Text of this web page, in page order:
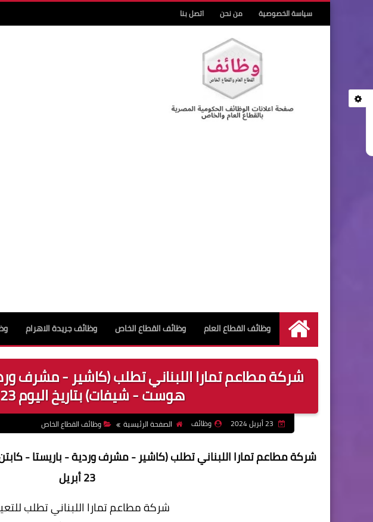
سياسة الخصوصية من نحن اتصل بنا
الرئيسية
وظائف القطاع العام وظائف القطاع الخاص وظائف جريدة الاهرام
شركة مطاعم تمارا اللبناني تطلب (كاشير - مشرف
هوست - شيفات) بتاريخ اليوم 23 أبريل
وظائف الصفحة الرئيسية وظائف القطاع الخاص
شركة مطاعم تمارا اللبناني تطلب (كاشير - مشرف وردية - باريستا -
23 أبريل
شركة مطاعم تمارا اللبناني تطلب